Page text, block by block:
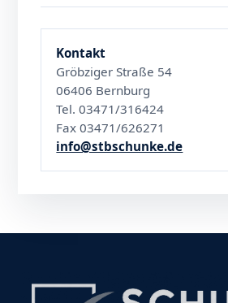
Kontakt
Gröbziger Straße 54
06406 Bernburg
Tel. 03471/316424
Fax 03471/626271
info@stbschunke.de